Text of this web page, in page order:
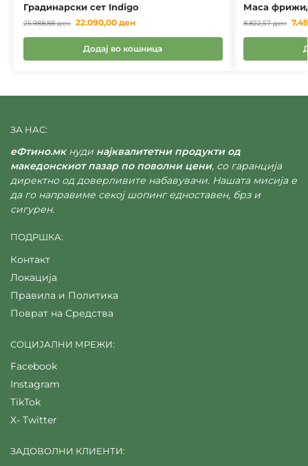
Градинарски сет Indigo
25.988,88ден 22.090,00 ден
Додај во кошница
Маса
8.822,57ден
ЗА НАС:
еФтино.мкнуди најквалитетни продукти од
македонскиот пазар по поволни цени, со гаранција
директно од доверливите набавувачи. Нашата мисија е
да го направиме секој шопинг едноставен, брз и
сигурен.
ПОДРШКА:
Контакт
Локација
Правила и Политика
Поврат на Средства
СОЦИЈАЛНИ МРЕЖИ:
Facebook
Instagram
TikTok
X- Twitter
ЗАДОВОЛНИ КЛИЕНТИ: